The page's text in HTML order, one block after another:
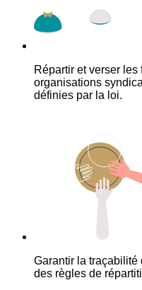
Répartir et verser
organisations
définies par la loi.
Garantir la traçabilité
des règles de